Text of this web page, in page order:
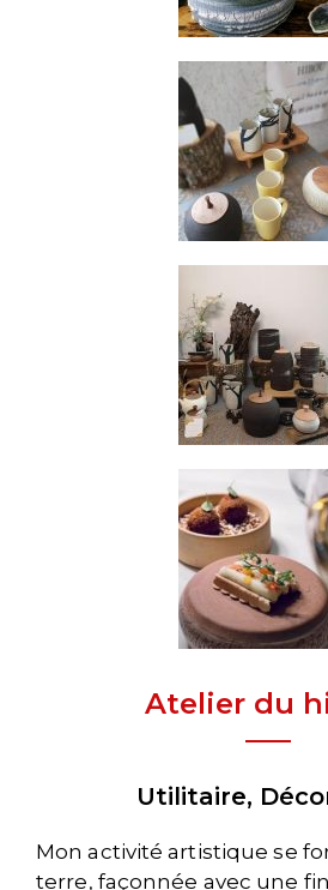
Atelier du
Utilitaire,
Mon activité artistique se
terre, façonnée avec une